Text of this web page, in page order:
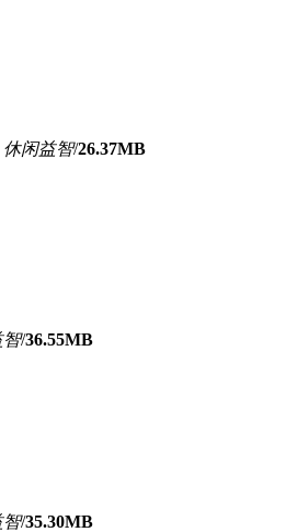
休闲益智/26.37MB
智/36.55MB
智/35.30MB